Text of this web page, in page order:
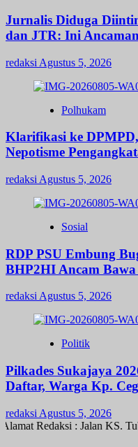
Jurnalis Diduga
dan JTR: Ini
redaksi Agustus 5, 2026
Polhukam
Klarifikasi ke
Nepotisme
redaksi Agustus 5, 2026
Sosial
RDP PSU Embung
BHP2HI Ancam
redaksi Agustus 5, 2026
Politik
Pilkades Sukajaya
Daftar, Warga Kp.
redaksi Agustus 5, 2026
Redaksi : Jalan KS.